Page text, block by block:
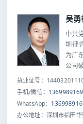
吴
中共
圳律
为广
公司
执业证号：
手机/微信：
WhatsApp：
办公地址：深圳市福田